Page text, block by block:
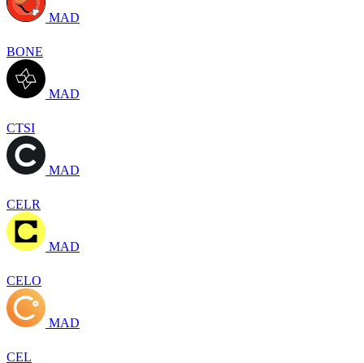
MAD
BONE
MAD
CTSI
MAD
CELR
MAD
CELO
MAD
CEL